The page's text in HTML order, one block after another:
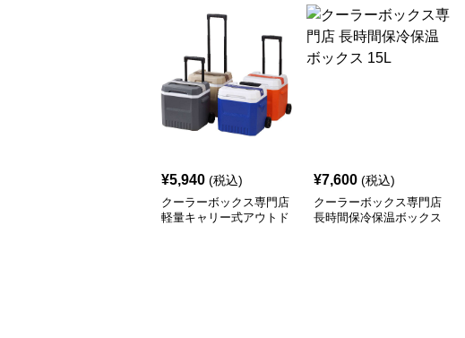
¥5,940 (税込)
クーラーボックス専門店
軽量キャリー式アウトド
¥7,600 (税込)
クーラーボックス専門店
長時間保冷保温ボックス